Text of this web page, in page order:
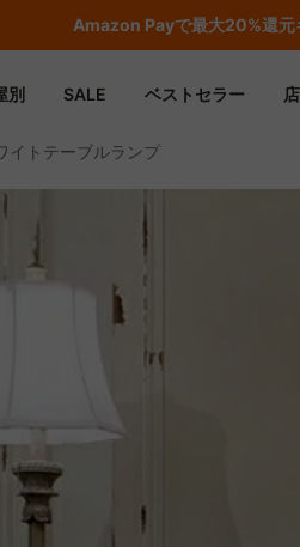
Amazon Payで最大20%還元
別 SALE ベストセラー
イトテーブルランプ